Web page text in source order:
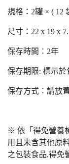
規格：2罐 × ( 12
尺寸：22 x 19 x
保存時間：2年
保存期限: 標示於
保存方式：請放
※ 依「得免營養
用且未含其他原
之包裝食品,得免